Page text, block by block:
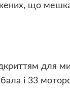
що
для
і 33